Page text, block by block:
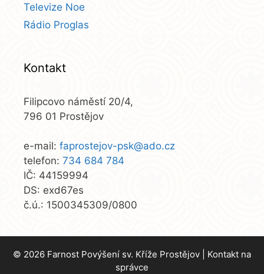
Televize Noe
Rádio Proglas
Kontakt
Filipcovo náměstí 20/4,
796 01 Prostějov
e-mail: faprostejov-psk@ado.cz
telefon: 734 684 784
IČ: 44159994
DS: exd67es
č.ú.: 1500345309/0800
© 2026 Farnost Povýšení sv. Kříže Prostějov | Kontakt na
správce